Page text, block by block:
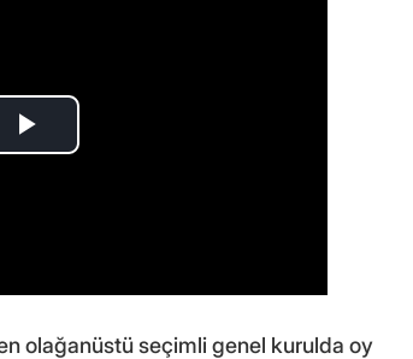
olağanüstü seçimli genel kurulda oy